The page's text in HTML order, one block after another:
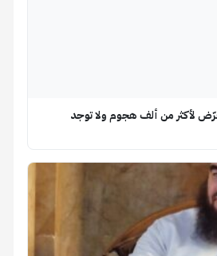
لأكثر من ألف هجوم ولا توجد